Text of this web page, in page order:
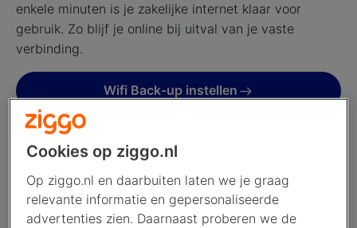
enkele minuten is je zakelijke internet klaar voor
gebruik. Zo blijf je online bij uitval van je vaste
verbinding.
Wifi Back-up instellen
Cookies op ziggo.nl
Op ziggo.nl en daarbuiten laten we je graag
relevante informatie en gepersonaliseerde
advertenties zien. Daarnaast proberen we de